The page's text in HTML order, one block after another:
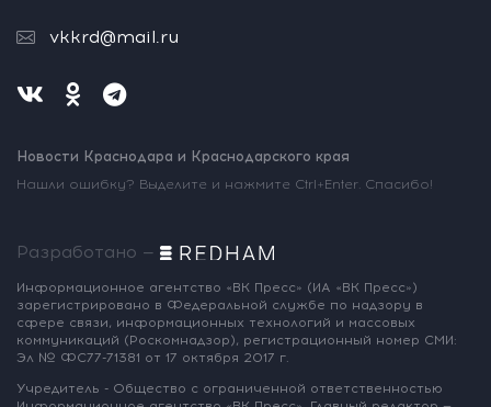
vkkrd@mail.ru
Новости Краснодара и Краснодарского края
Нашли ошибку? Выделите и нажмите Ctrl+Enter. Спасибо!
Разработано —
Информационное агентство «ВК Пресс» (ИА «ВК Пресс»)
зарегистрировано в Федеральной службе по надзору в
сфере связи, информационных технологий и массовых
коммуникаций (Роскомнадзор), регистрационный номер СМИ:
Эл № ФС77-71381 от 17 октября 2017 г.
Учредитель - Общество с ограниченной ответственностью